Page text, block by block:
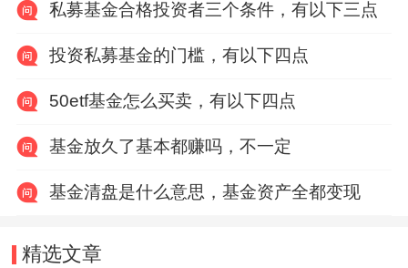
私募基金合格投资者三个条件，有以下三点
投资私募基金的门槛，有以下四点
50etf基金怎么买卖，有以下四点
基金放久了基本都赚吗，不一定
基金清盘是什么意思，基金资产全都变现
精选文章